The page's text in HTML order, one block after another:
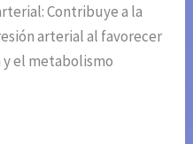
Contribuye a la
arterial al favorecer
y el metabolismo